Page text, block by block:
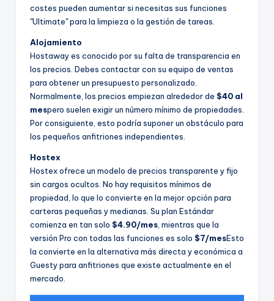
costes pueden aumentar si necesitas sus funciones
"Ultimate" para la limpieza o la gestión de tareas.
Alojamiento
Hostaway es conocido por su falta de transparencia en
los precios. Debes contactar con su equipo de ventas
para obtener un presupuesto personalizado.
Normalmente, los precios empiezan alrededor de $40 al
mespero suelen exigir un número mínimo de propiedades.
Por consiguiente, esto podría suponer un obstáculo para
los pequeños anfitriones independientes.
Hostex
Hostex ofrece un modelo de precios transparente y fijo
sin cargos ocultos. No hay requisitos mínimos de
propiedad, lo que lo convierte en la mejor opción para
carteras pequeñas y medianas. Su plan Estándar
comienza en tan solo $4.90/mes , mientras que la
versión Pro con todas las funciones es solo $7/mesEsto
la convierte en la alternativa más directa y económica a
Guesty para anfitriones que existe actualmente en el
mercado.